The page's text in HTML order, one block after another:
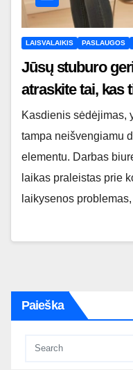
LAISVALAIKIS PASLAUGOS
Jūsų stuburo
atraskite tai, kas
Kasdienis sėdėjimas,
tampa neišvengiamu
elementu. Darbas
laikas praleistas prie
laikysenos
Paieška